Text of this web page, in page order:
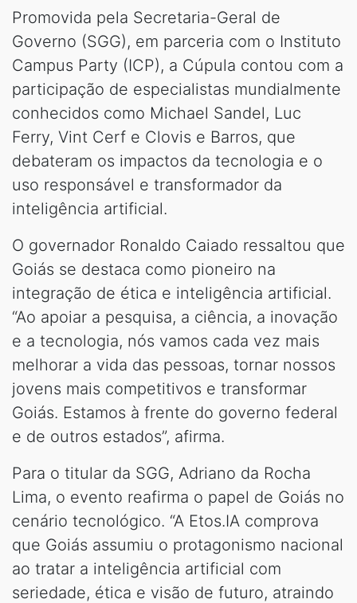
Promovida pela Secretaria-Geral de
Governo (SGG), em parceria com o Instituto
Campus Party (ICP), a Cúpula contou com a
participação de especialistas mundialmente
conhecidos como Michael Sandel, Luc
Ferry, Vint Cerf e Clovis e Barros, que
debateram os impactos da tecnologia e o
uso responsável e transformador da
inteligência artificial.
O governador Ronaldo Caiado ressaltou que
Goiás se destaca como pioneiro na
integração de ética e inteligência artificial.
“Ao apoiar a pesquisa, a ciência, a inovação
e a tecnologia, nós vamos cada vez mais
melhorar a vida das pessoas, tornar nossos
jovens mais competitivos e transformar
Goiás. Estamos à frente do governo federal
e de outros estados”, afirma.
Para o titular da SGG, Adriano da Rocha
Lima, o evento reafirma o papel de Goiás no
cenário tecnológico. “A Etos.IA comprova
que Goiás assumiu o protagonismo nacional
ao tratar a inteligência artificial com
seriedade, ética e visão de futuro, atraindo